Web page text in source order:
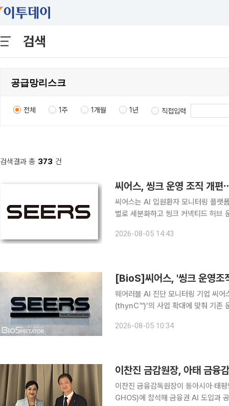
검색
전체 1주 1개월 1년 직접입력
검색결과 총 373 건
씨어스, 씽크 운영 조직 개
씨어스는 AI 입원환자 모니터링 플랫
별로 세분화하고 씽크 커넥티드 허브 운영 체
이 빠르게 증가함에 따라 기존 운영
2026-08-05 14:43
[BioS]씨어스, '씽크 운영조
웨어러블 AI 진단 모니터링 기업 씨어
(thynC™)’의 사업 확대에 맞춰 기존
업자로 현재 전국 220여개 의료기관,
2026-08-05 10:34
이찬진 금감원장, 아태 금융
이찬진 금융감독원장이 동아시아·태
GHOS)에 참석해 금융권 AI 도입과 공급망 리스